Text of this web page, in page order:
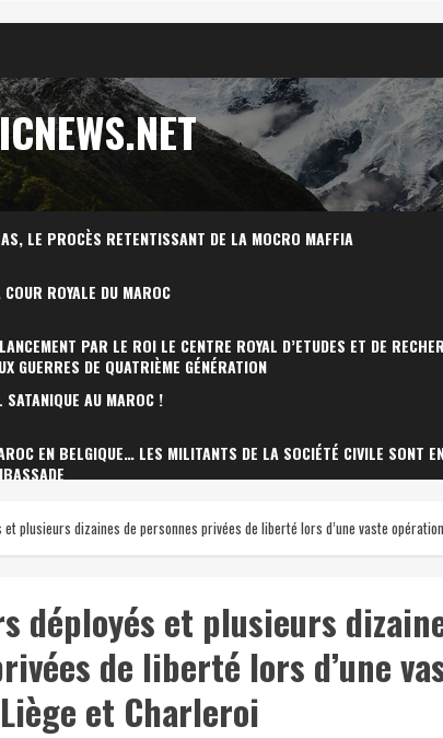
LE PROCÈS RETENTISSANT DE LA MOCRO MAFFIA
ROYALE DU MAROC
PAR LE ROI LE CENTRE ROYAL D’ETUDES ET DE
GUERRES DE QUATRIÈME GÉNÉRATION
SATANIQUE AU MAROC !
EN BELGIQUE… LES MILITANTS DE LA SOCIÉTÉ CIVILE SONT
plusieurs dizaines de personnes privées de liberté lors d’une vaste
déployés et plusieurs
de liberté lors d’une
et Charleroi